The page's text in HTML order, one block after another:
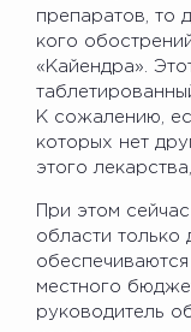
препаратов, то
кого
«Кайендра».
К сожалению,
которых нет
этого
При этом
области только
местного
руководитель